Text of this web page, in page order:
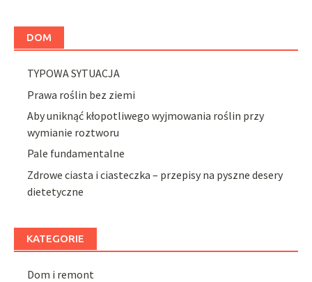
DOM
TYPOWA SYTUACJA
Prawa roślin bez ziemi
Aby uniknąć kłopotliwego wyjmowania roślin przy
wymianie roztworu
Pale fundamentalne
Zdrowe ciasta i ciasteczka – przepisy na pyszne desery
dietetyczne
KATEGORIE
Dom i remont